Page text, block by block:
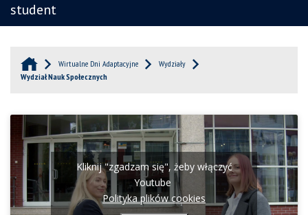
student
Wirtualne Dni Adaptacyjne
Wydziały
Wydział Nauk Społecznych
Kliknij "zgadzam się", żeby włączyć
Youtube
Polityka plików cookies